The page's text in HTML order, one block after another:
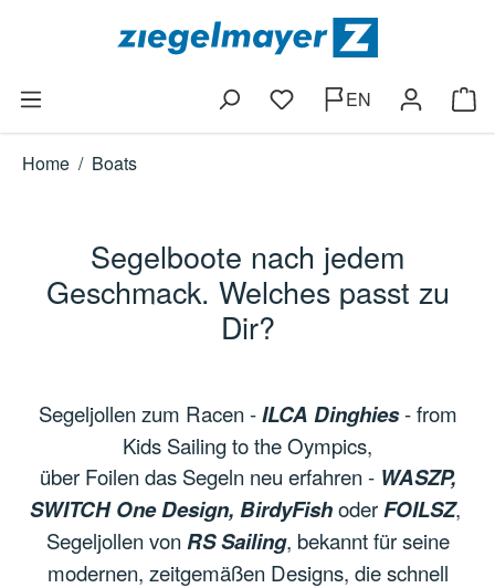
Skip to main content
You have 0 wishlist items
EN
Home / Boats
Segelboote nach jedem
Geschmack. Welches passt zu
Dir?
Segeljollen zum Racen -ILCA Dinghies- from
Kids Sailing to the Oympics,
über Foilen das Segeln neu erfahren - WASZP,
SWITCH One Design, BirdyFishoder FOILSZ,
Segeljollen vonRS Sailing, bekannt für seine
modernen, zeitgemäßen Designs, die schnell